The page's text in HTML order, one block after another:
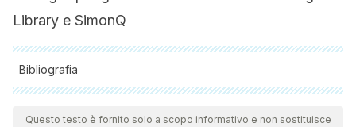
Library e SimonQ
Bibliografia
Tutte le fonti citate sono state esaminate a fondo dal nostro
team per garantirne la qualità, l'affidabilità, l'attualità e la
Questo testo è fornito solo a scopo informativo e non sostituisce